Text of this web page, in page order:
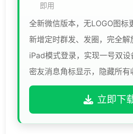
即用
全新微信版本，无LOGO图标
新增定时群发、发圈，完全解
iPad模式登录，实现一号双设
密友消息角标显示，隐藏所有
立即下